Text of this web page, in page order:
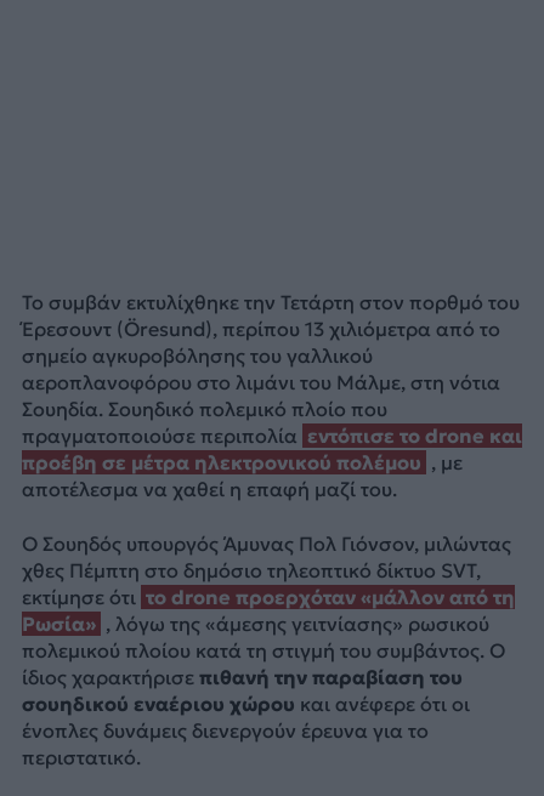
Το συμβάν εκτυλίχθηκε την Τετάρτη στον πορθμό του
Έρεσουντ (Öresund), περίπου 13 χιλιόμετρα από το
σημείο αγκυροβόλησης του γαλλικού
αεροπλανοφόρου στο λιμάνι του Μάλμε, στη νότια
Σουηδία. Σουηδικό πολεμικό πλοίο που
πραγματοποιούσε περιπολία εντόπισε το drone και
προέβη σε μέτρα ηλεκτρονικού πολέμου , με
αποτέλεσμα να χαθεί η επαφή μαζί του.
Ο Σουηδός υπουργός Άμυνας Πολ Γιόνσον, μιλώντας
χθες Πέμπτη στο δημόσιο τηλεοπτικό δίκτυο SVT,
εκτίμησε ότι το drone προερχόταν «μάλλον από τη
Ρωσία» , λόγω της «άμεσης γειτνίασης» ρωσικού
πολεμικού πλοίου κατά τη στιγμή του συμβάντος. Ο
ίδιος χαρακτήρισε πιθανή την παραβίαση του
σουηδικού εναέριου χώρου και ανέφερε ότι οι
ένοπλες δυνάμεις διενεργούν έρευνα για το
περιστατικό.